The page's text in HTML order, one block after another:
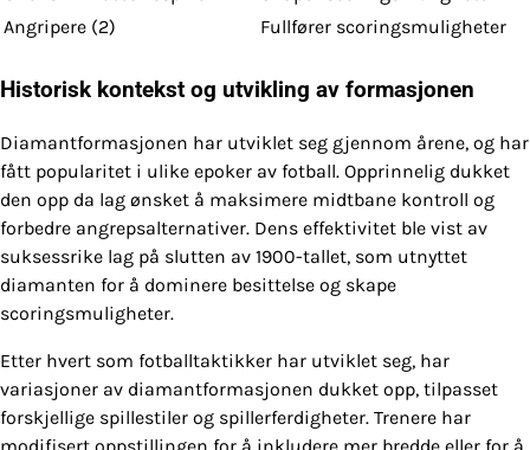
Angripere (2)
Fullfører scoringsmuligheter
Historisk kontekst og utvikling av formasjonen
Diamantformasjonen har utviklet seg gjennom årene, og har
fått popularitet i ulike epoker av fotball. Opprinnelig dukket
den opp da lag ønsket å maksimere midtbane kontroll og
forbedre angrepsalternativer. Dens effektivitet ble vist av
suksessrike lag på slutten av 1900-tallet, som utnyttet
diamanten for å dominere besittelse og skape
scoringsmuligheter.
Etter hvert som fotballtaktikker har utviklet seg, har
variasjoner av diamantformasjonen dukket opp, tilpasset
forskjellige spillestiler og spillerferdigheter. Trenere har